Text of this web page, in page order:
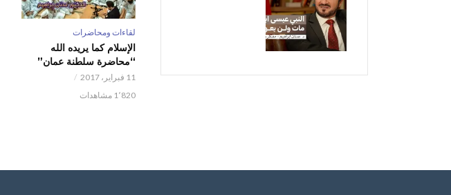
لقاءات ومحاضرات
الإسلام كما يريده الله
“محاضرة سلطنة عمان”
11 فبراير، 2017
1٬820 مشاهدات